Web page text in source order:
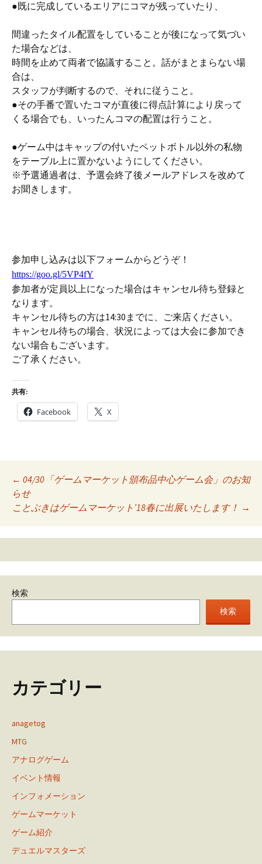
●既に完成しているエリアにコマが残っていたり、
間違ったタイル配置をしていることが後になって気づい
た場合などは、
時間を止めて両者で協議すること。話がまとまらない場
合は、
スタッフが判断するので、それに従うこと。
●その手番で置いたコマが直後に得点計算により戻って
くる場合でも、いったんコマの配置は行うこと。
●ゲーム中はキャップの付いたペットボトル以外の私物
をテーブル上に置かないようにしてください。
※予選通過者は、予選会終了後メールアドレスを改めて
お聞きします。
参加申し込みは以下フォームからどうぞ！
https://goo.gl/5VP4fY
参加者が定員以上になった場合はキャンセル待ち登録と
なります。
キャンセル待ちの方は14:30までに、ご来店ください。
キャンセル待ちの場合、状況によっては大会に参加でき
ない場合もございます。
ご了承ください。
共有:
Facebook X
Post
navigation
← 04/30「ゲームマーケット頒布品中心ゲーム会」のお知
らせ
ことぶきはゲームマーケット’18春に出展いたします！ →
検索
検索
カテゴリー
anagetog
MTG
アナログゲーム
イベント情報
インフォメーション
ゲームマーケット
ゲーム紹介
デュエルマスターズ